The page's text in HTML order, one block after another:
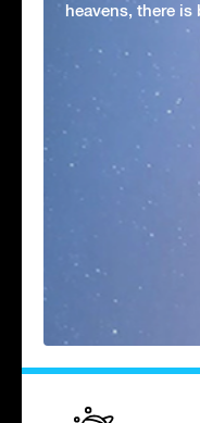
heavens, there